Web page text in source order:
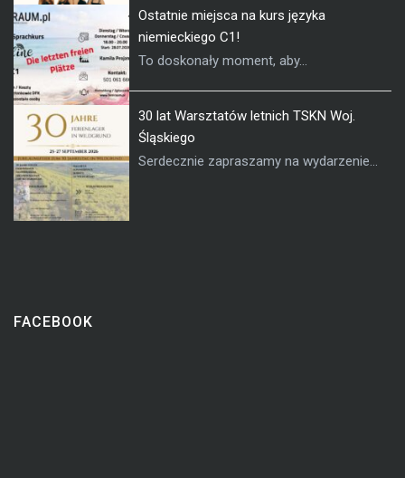
Ostatnie miejsca na kurs języka
niemieckiego C1!
To doskonały moment, aby...
30 lat Warsztatów letnich TSKN Woj.
Śląskiego
Serdecznie zapraszamy na wydarzenie...
FACEBOOK